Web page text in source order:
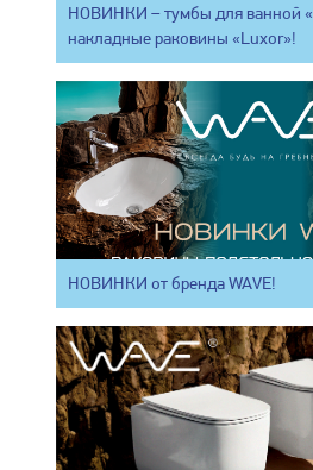
НОВИНКИ – тумбы для ванной
накладные раковины «Luxor»!
НОВИНКИ от бренда WAVE!